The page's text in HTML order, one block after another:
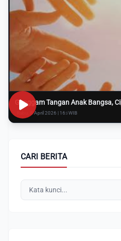
Genggam Tangan Anak Bangsa,
Rabu, 8 April 2026 | 16:i WIB
CARI BERITA